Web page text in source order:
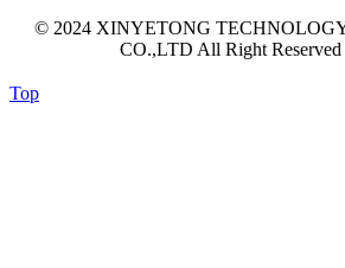
© 2024 XINYETONG
CO.,LTD All Right Reserved
Top